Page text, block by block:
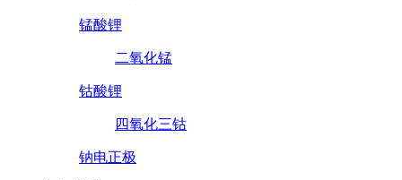
锰酸锂
二氧化锰
钴酸锂
四氧化三钴
钠电正极